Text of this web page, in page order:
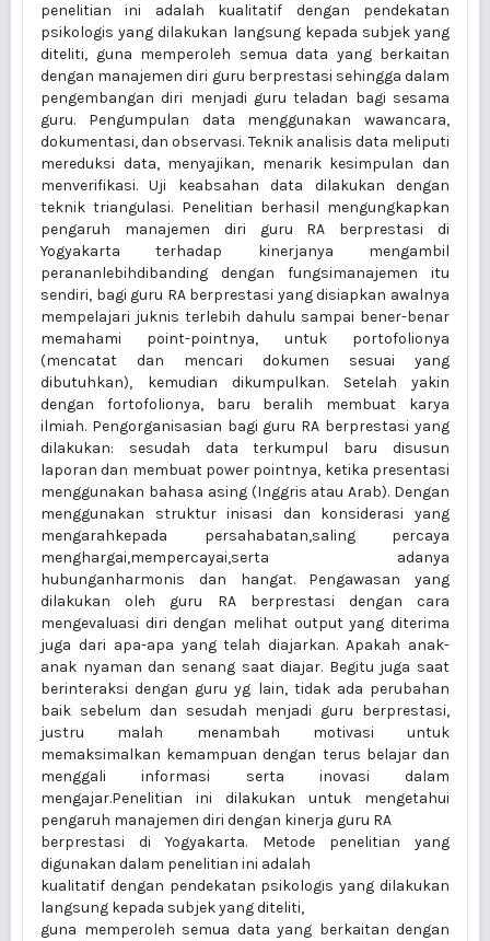
penelitian ini adalah kualitatif dengan pendekatan
psikologis yang dilakukan langsung kepada subjek yang
diteliti, guna memperoleh semua data yang berkaitan
dengan manajemen diri guru berprestasi sehingga dalam
pengembangan diri menjadi guru teladan bagi sesama
guru. Pengumpulan data menggunakan wawancara,
dokumentasi, dan observasi. Teknik analisis data meliputi
mereduksi data, menyajikan, menarik kesimpulan dan
menverifikasi. Uji keabsahan data dilakukan dengan
teknik triangulasi. Penelitian berhasil mengungkapkan
pengaruh manajemen diri guru RA berprestasi di
Yogyakarta terhadap kinerjanya mengambil
perananlebihdibanding dengan fungsimanajemen itu
sendiri, bagi guru RA berprestasi yang disiapkan awalnya
mempelajari juknis terlebih dahulu sampai bener-benar
memahami point-pointnya, untuk portofolionya
(mencatat dan mencari dokumen sesuai yang
dibutuhkan), kemudian dikumpulkan. Setelah yakin
dengan fortofolionya, baru beralih membuat karya
ilmiah. Pengorganisasian bagi guru RA berprestasi yang
dilakukan: sesudah data terkumpul baru disusun
laporan dan membuat power pointnya, ketika presentasi
menggunakan bahasa asing (Inggris atau Arab). Dengan
menggunakan struktur inisasi dan konsiderasi yang
mengarahkepada persahabatan,saling percaya
menghargai,mempercayai,serta adanya
hubunganharmonis dan hangat. Pengawasan yang
dilakukan oleh guru RA berprestasi dengan cara
mengevaluasi diri dengan melihat output yang diterima
juga dari apa-apa yang telah diajarkan. Apakah anak-
anak nyaman dan senang saat diajar. Begitu juga saat
berinteraksi dengan guru yg lain, tidak ada perubahan
baik sebelum dan sesudah menjadi guru berprestasi,
justru malah menambah motivasi untuk
memaksimalkan kemampuan dengan terus belajar dan
menggali informasi serta inovasi dalam
mengajar.Penelitian ini dilakukan untuk mengetahui
pengaruh manajemen diri dengan kinerja guru RA
berprestasi di Yogyakarta. Metode penelitian yang
digunakan dalam penelitian ini adalah
kualitatif dengan pendekatan psikologis yang dilakukan
langsung kepada subjek yang diteliti,
guna memperoleh semua data yang berkaitan dengan